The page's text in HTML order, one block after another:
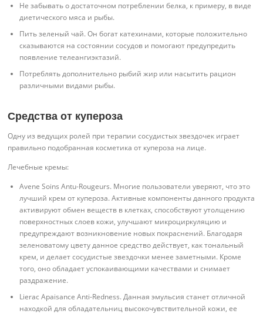
Не забывать о достаточном потреблении белка, к примеру, в виде
диетического мяса и рыбы.
Пить зеленый чай. Он богат катехинами, которые положительно
сказываются на состоянии сосудов и помогают предупредить
появление телеангиэктазий.
Потреблять дополнительно рыбий жир или насытить рацион
различными видами рыбы.
Средства от купероза
Одну из ведущих ролей при терапии сосудистых звездочек играет
правильно подобранная косметика от купероза на лице.
Лечебные кремы:
Avene Soins Antu-Rougeurs. Многие пользователи уверяют, что это
лучший крем от купероза. Активные компоненты данного продукта
активируют обмен веществ в клетках, способствуют утолщению
поверхностных слоев кожи, улучшают микроциркуляцию и
предупреждают возникновение новых покраснений. Благодаря
зеленоватому цвету данное средство действует, как тональный
крем, и делает сосудистые звездочки менее заметными. Кроме
того, оно обладает успокаивающими качествами и снимает
раздражение.
Lierac Apaisance Anti-Redness. Данная эмульсия станет отличной
находкой для обладательниц высокочувствительной кожи, ее